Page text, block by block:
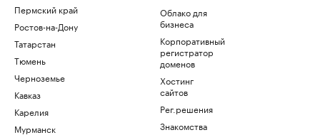
Пермский край
Ростов-на-Дону
Татарстан
Тюмень
Черноземье
Кавказ
Карелия
Мурманск
Облако для
бизнеса
Корпоративный
регистратор
доменов
Хостинг
сайтов
Рег.решения
Знакомства